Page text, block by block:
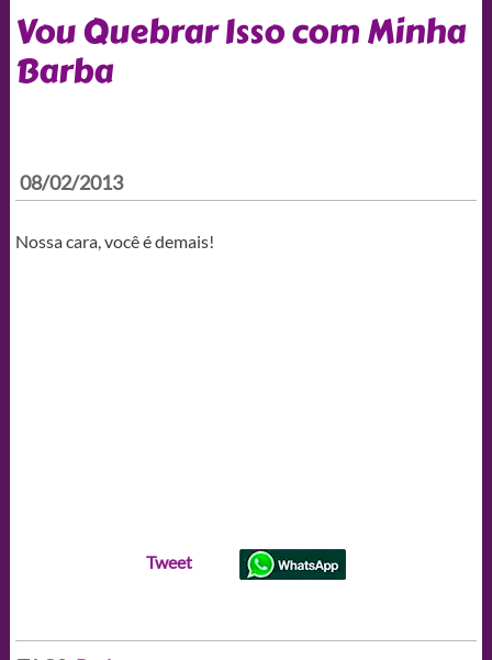
Vou Quebrar Isso com Minha
Barba
08/02/2013
Nossa cara, você é demais!
Tweet